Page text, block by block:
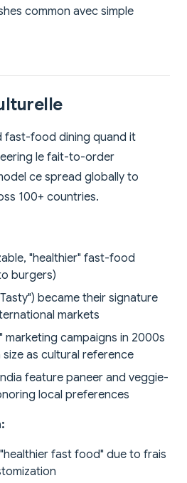
common avec simple
fast-food dining quand it
le fait-to-order
ce spread globally to
100+ countries.
"healthier" fast-food
burgers)
became their signature
markets
campaigns in 2000s
as cultural reference
feature paneer and veggie-
local preferences
fast food" due to frais